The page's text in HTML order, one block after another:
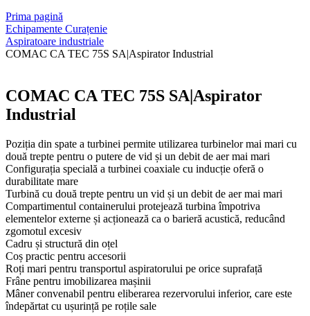
Prima pagină
Echipamente Curațenie
Aspiratoare industriale
COMAC CA TEC 75S SA|Aspirator Industrial
COMAC CA TEC 75S SA|Aspirator
Industrial
Poziția din spate a turbinei permite utilizarea turbinelor mai mari cu
două trepte pentru o putere de vid și un debit de aer mai mari
Configurația specială a turbinei coaxiale cu inducție oferă o
durabilitate mare
Turbină cu două trepte pentru un vid și un debit de aer mai mari
Compartimentul containerului protejează turbina împotriva
elementelor externe și acționează ca o barieră acustică, reducând
zgomotul excesiv
Cadru și structură din oțel
Coș practic pentru accesorii
Roți mari pentru transportul aspiratorului pe orice suprafață
Frâne pentru imobilizarea mașinii
Mâner convenabil pentru eliberarea rezervorului inferior, care este
îndepărtat cu ușurință pe roțile sale